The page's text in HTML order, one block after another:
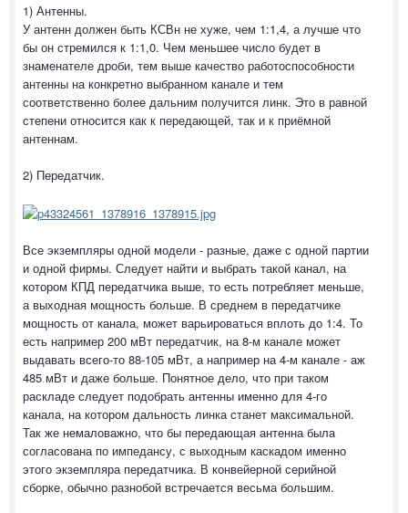
1) Антенны.
У антенн должен быть КСВн не хуже, чем 1:1,4, а лучше что
бы он стремился к 1:1,0. Чем меньшее число будет в
знаменателе дроби, тем выше качество работоспособности
антенны на конкретно выбранном канале и тем
соответственно более дальним получится линк. Это в равной
степени относится как к передающей, так и к приёмной
антеннам.
2) Передатчик.
Все экземпляры одной модели - разные, даже с одной партии
и одной фирмы. Следует найти и выбрать такой канал, на
котором КПД передатчика выше, то есть потребляет меньше,
а выходная мощность больше. В среднем в передатчике
мощность от канала, может варьироваться вплоть до 1:4. То
есть например 200 мВт передатчик, на 8-м канале может
выдавать всего-то 88-105 мВт, а например на 4-м канале - аж
485 мВт и даже больше. Понятное дело, что при таком
раскладе следует подобрать антенны именно для 4-го
канала, на котором дальность линка станет максимальной.
Так же немаловажно, что бы передающая антенна была
согласована по импедансу, с выходным каскадом именно
этого экземпляра передатчика. В конвейерной серийной
сборке, обычно разнобой встречается весьма большим.